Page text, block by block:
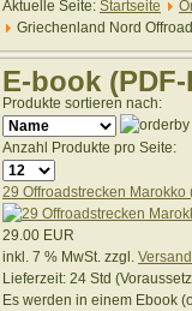
Aktuelle Seite: Startseite
Griechenland Nord
E-book
Produkte sortieren nach:
Anzahl Produkte pro Seite:
29 Offroadstrecken Marokko
29.00 EUR
inkl. 7 % MwSt. zzgl.
Lieferzeit: 24 Std
Es werden in einem Ebook